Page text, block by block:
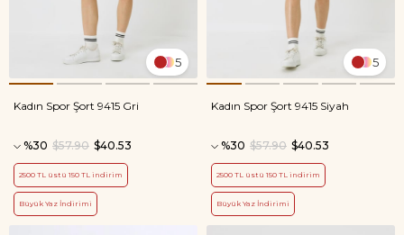
5
Kadın Spor Şort 9415 Gri
%30 $40.53
$57.90
2500 TL üstü 150 TL indirim
Büyük Yaz İndirimi
5
Kadın Spor Şort 9415 Siyah
%30 $40.53
$57.90
2500 TL üstü 150 TL indirim
Büyük Yaz İndirimi